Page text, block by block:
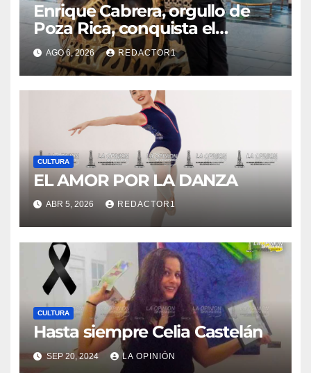
Enrique Cabrera, orgullo de
Poza Rica, conquista el
mundo con su arte
AGO 6, 2026 REDACTOR1
CULTURA
EL AMOR POR LA DANZA
ABR 5, 2026 REDACTOR1
CULTURA
Hasta siempre Celia Castelán
SEP 20, 2024 LA OPINIÓN